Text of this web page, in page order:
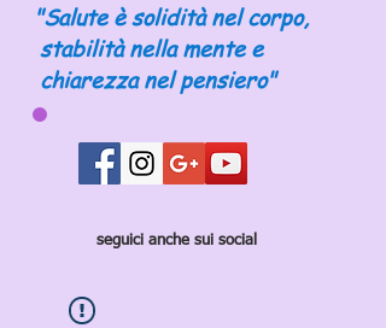
"Salute è solidità nel corpo,
stabilità nella mente e
chiarezza nel pensiero"
seguici anche sui social